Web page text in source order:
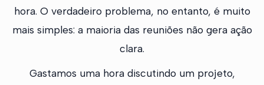
hora. O verdadeiro problema, no entanto, é muito
mais simples: a maioria das reuniões não gera ação
clara.
Gastamos uma hora discutindo um projeto,